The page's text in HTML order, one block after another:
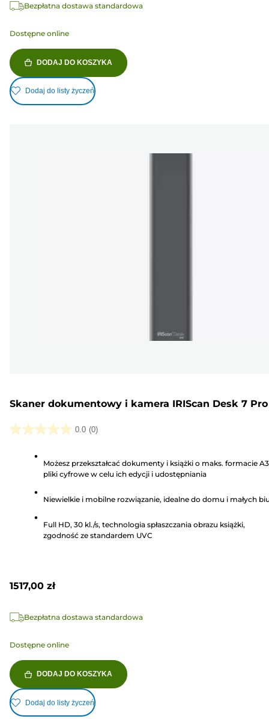
Bezpłatna dostawa standardowa
Dostępne online
DODAJ DO KOSZYKA
Dodaj do listy życzeń
Skaner dokumentowy i kamera IRIScan Desk 7 Pro
0.0 (0)
0.0
gwiazdek.
Możesz przekształcać dokumenty i książki o maks. formacie
pliki cyfrowe w celu ich edycji i udostępniania
Niewielkie i mobilne rozwiązanie, idealne do domu i małych
Full HD, 30 kl./s, technologia spłaszczania obrazu książki,
zgodność ze standardem UVC
1517,00 zł
Bezpłatna dostawa standardowa
Dostępne online
DODAJ DO KOSZYKA
Dodaj do listy życzeń